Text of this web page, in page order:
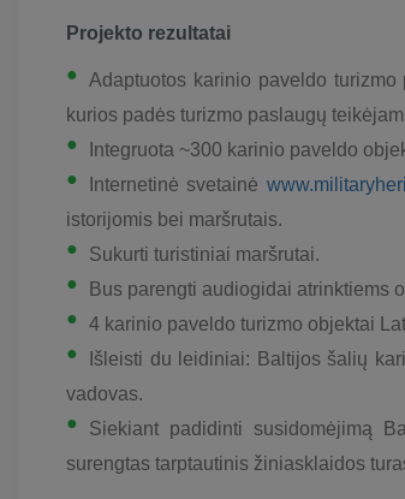
Projekto rezultatai
Adaptuotos karinio paveldo
kurios padės turizmo paslaugų
Integruota ~300 karinio paveldo
Internetinė svetainė
istorijomis bei maršrutais.
Sukurti turistiniai maršrutai.
Bus parengti audiogidai atrinktiems
4 karinio paveldo turizmo objektai
Išleisti du leidiniai: Baltijos šalių
vadovas.
Siekiant padidinti susidomėjimą
surengtas tarptautinis žiniasklaidos